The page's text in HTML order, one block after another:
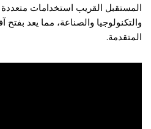
المستقبل القريب استخدامات
والتكنولوجيا والصناعة، مما يعد
المتقدمة.